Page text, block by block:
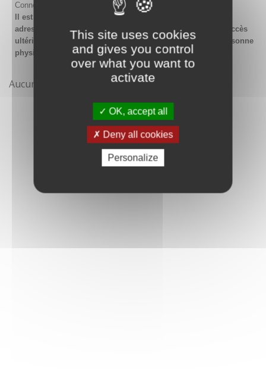
This site uses cookies
and gives you control
over what you want to
activate
OK, accept all
Deny all cookies
Personalize
Connect.
Il est conseillé lors de la création du compte de saisir une
adresse email générique de l'organisme afin de garantir l'accès
ultérieur au compte même en cas de changement de la personne
physique gestionnaire.
Aucune démarche pour le moment